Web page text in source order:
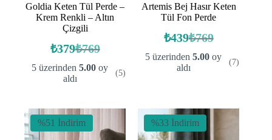
Goldia Keten Tül Perde –
Krem Renkli – Altın
Çizgili
₺769
Orijinal
fiyat:
₺769.
₺379Şu
andaki
fiyat:
5 üzerinden5.00 oy
aldı
(5)
Artemis Bej Hasır Keten
Tül Fon Perde
₺769
Orijinal
fiyat:
₺769.
₺439Şu
andaki
fiyat:
5 üzerinden5.00 oy
aldı
(7)
%51 İndirim %33 İndirim